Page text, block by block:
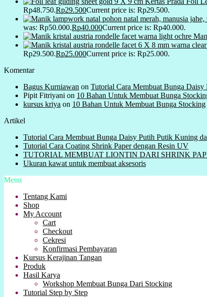
Rp48.750.Rp29.500Current price is: Rp29.500.
was: Rp50.000.Rp40.000Current price is: Rp40.000.
Rp29.500.Rp25.000Current price is: Rp25.000.
Komentar
Bagus Kurniawan on Tutorial Cara Membuat Bunga
Pipit Fitriyani on 10 Bahan Untuk Membuat Bunga
kursus kriya on 10 Bahan Untuk Membuat Bunga Stocking
Artikel
Tutorial Cara Membuat Bunga Daisy Putih Putik Kuning
Tutorial Cara Coating Shrink Paper dengan Resin UV
TUTORIAL MEMBUAT LIONTIN DARI SHRINK
Ukuran kawat untuk membuat aksesoris
Menu
Tentang Kami
Shop
My Account
Cart
Checkout
Cekresi
Konfirmasi Pembayaran
Kursus Kerajinan Tangan
Produk
Hasil Karya
Workshop Membuat Bunga Dari Stocking
Tutorial Step by Step